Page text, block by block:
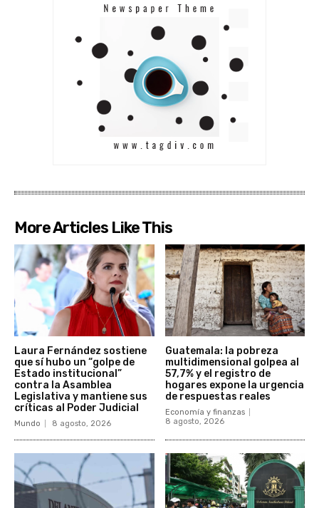
More Articles Like This
Laura Fernández sostiene
que sí hubo un “golpe de
Estado institucional”
contra la Asamblea
Legislativa y mantiene sus
críticas al Poder Judicial
Mundo 8 agosto, 2026
Guatemala: la pobreza
multidimensional golpea al
57,7% y el registro de
hogares expone la urgencia
de respuestas reales
Economía y finanzas
8 agosto, 2026